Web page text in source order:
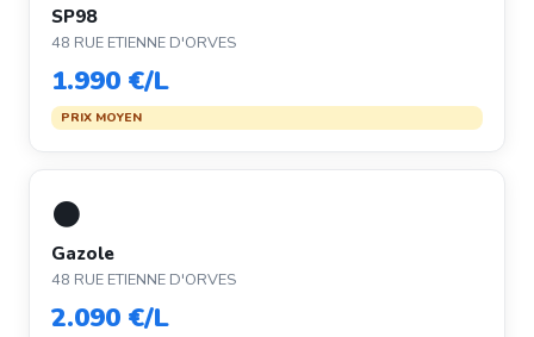
SP98
48 RUE ETIENNE D'ORVES
1.990 €/L
PRIX MOYEN
⚫
Gazole
48 RUE ETIENNE D'ORVES
2.090 €/L